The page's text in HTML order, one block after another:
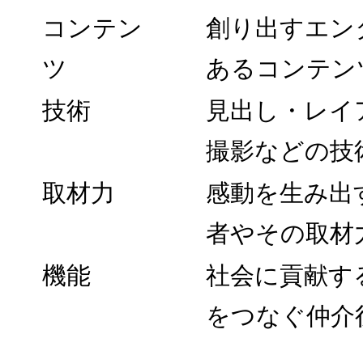
コンテン
ツ
創り出すエン
あるコンテン
技術
見出し・レ
撮影などの技
取材力
感動を生み出
者やその取材
機能
社会に貢献す
をつなぐ仲介